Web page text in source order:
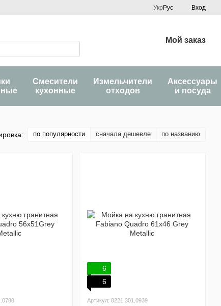
Укр Рус Вход
Мой заказ
Смесители
кухонные
Измельчители
отходов
Аксессуары
и посуда
по популярности сначала дешевле по названию
6
6
Артикул: 8221.301.0939